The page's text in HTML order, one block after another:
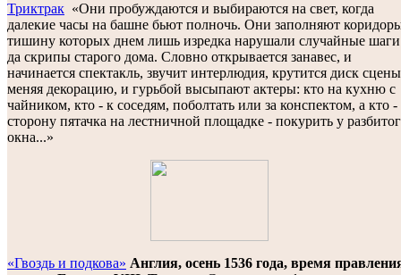
Триктрак «Они пробуждаются и выбираются на свет, когда
далекие часы на башне бьют полночь. Они заполняют
тишину которых днем лишь изредка нарушали случайные шаги
да скрипы старого дома. Словно открывается занавес, и
начинается спектакль, звучит интерлюдия, крутится диск
меняя декорацию, и гурьбой высыпают актеры: кто на кухню с
чайником, кто - к соседям, поболтать или за конспектом, а кто -
сторону пятачка на лестничной площадке - покурить у
окна...»
«Гвоздь и подкова» Англия, осень 1536 года, время